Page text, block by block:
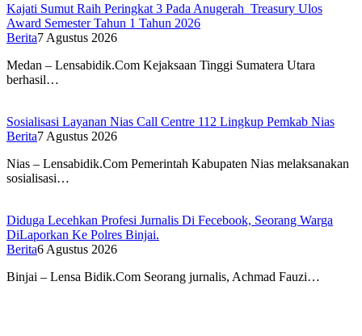
Kajati Sumut Raih Peringkat 3 Pada Anugerah Treasury Ulos
Award Semester Tahun 1 Tahun 2026
Berita7 Agustus 2026
Medan – Lensabidik.Com Kejaksaan Tinggi Sumatera Utara
berhasil…
Sosialisasi Layanan Nias Call Centre 112 Lingkup Pemkab Nias
Berita7 Agustus 2026
Nias – Lensabidik.Com Pemerintah Kabupaten Nias melaksanakan
sosialisasi…
Diduga Lecehkan Profesi Jurnalis Di Fecebook, Seorang Warga
DiLaporkan Ke Polres Binjai.
Berita6 Agustus 2026
Binjai – Lensa Bidik.Com Seorang jurnalis, Achmad Fauzi…